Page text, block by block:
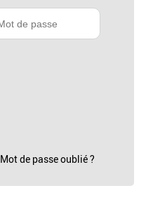
Mot de passe oublié ?